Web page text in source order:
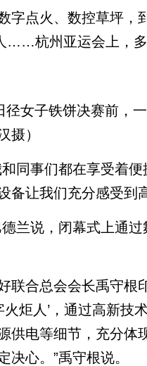
点火、数控草坪，
……杭州亚运会上，
女子铁饼决赛前，一
摄）
事们都在享受着便
备让我们充分感受到
说，闭幕式上通过
合总会会长禹守根
火炬人’，通过高新
供电等细节，充分体
决心。”禹守根说。